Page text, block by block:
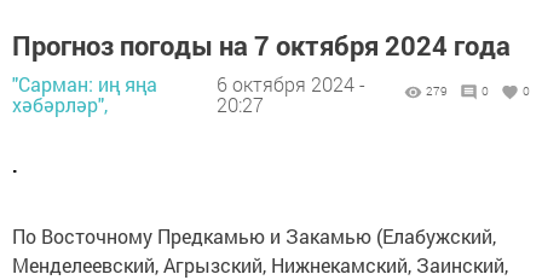
Прогноз погоды на 7 октября 2024 года
"Сарман: иң яңа
хәбәрләр",
6 октября 2024 -
20:27
279 0 0
.
По Восточному Предкамью и Закамью (Елабужский,
Менделеевский, Агрызский, Нижнекамский, Заинский,